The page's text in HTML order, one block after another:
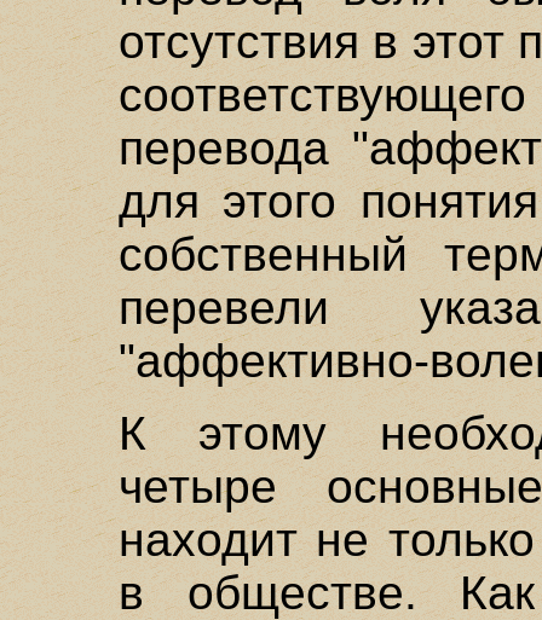
отсутствия в этот
перевода
для этого
собственный
перевели
"аффективно-
К этому
четыре
находит не
в обществе.